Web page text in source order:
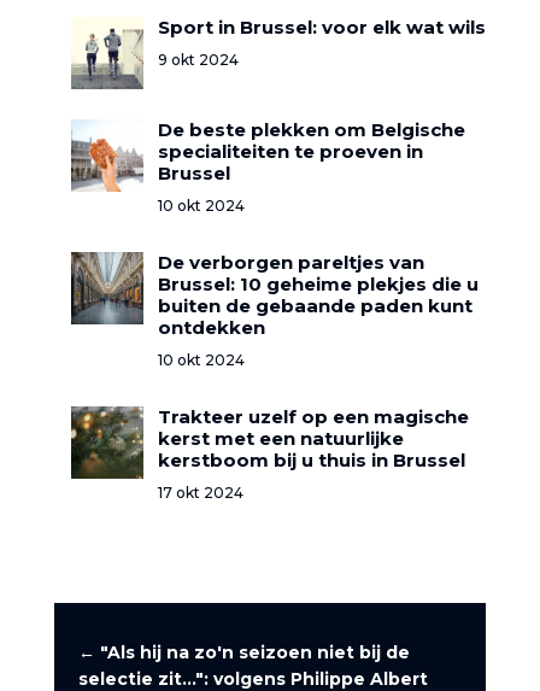
Sport in Brussel: voor elk wat wils
9 okt 2024
De beste plekken om Belgische
specialiteiten te proeven in
Brussel
10 okt 2024
De verborgen pareltjes van
Brussel: 10 geheime plekjes die u
buiten de gebaande paden kunt
ontdekken
10 okt 2024
Trakteer uzelf op een magische
kerst met een natuurlijke
kerstboom bij u thuis in Brussel
17 okt 2024
← "Als hij na zo'n seizoen niet bij de
selectie zit...": volgens Philippe Albert